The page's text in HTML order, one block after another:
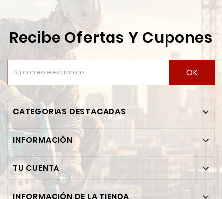
Recibe Ofertas Y Cupones
OK
CATEGORIAS DESTACADAS 
INFORMACIÓN 
TU CUENTA 
INFORMACIÓN DE LA TIENDA